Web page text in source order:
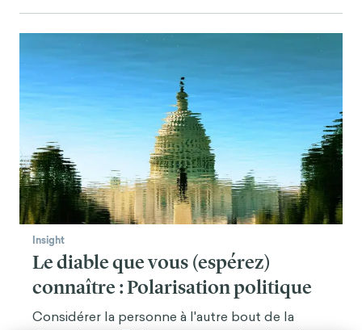
Insight
Le diable que vous (espérez)
connaître : Polarisation politique
Considérer la personne à l'autre bout de la